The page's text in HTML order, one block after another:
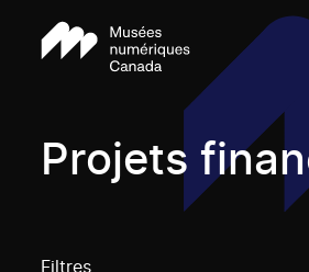
Projets
Filtres